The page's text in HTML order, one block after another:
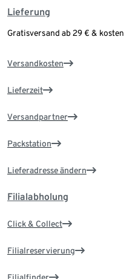
Lieferung
Gratisversand ab 29 € &
Versandkosten
Lieferzeit
Versandpartner
Packstation
Lieferadresse ändern
Filialabholung
Click & Collect
Filialreservierung